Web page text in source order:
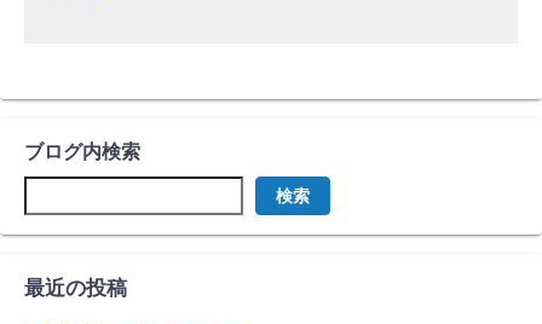
ブログ内検索
検索
最近の投稿